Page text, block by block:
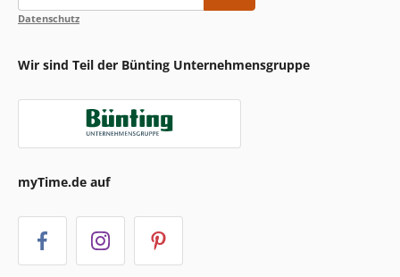
Datenschutz
Wir sind Teil der Bünting Unternehmensgruppe
myTime.de auf